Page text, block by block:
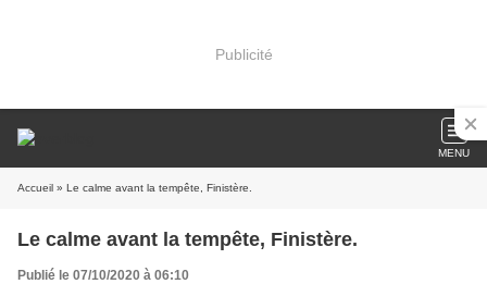
Publicité
MENU
Accueil » Le calme avant la tempête, Finistère.
Le calme avant la tempête, Finistère.
Publié le 07/10/2020 à 06:10